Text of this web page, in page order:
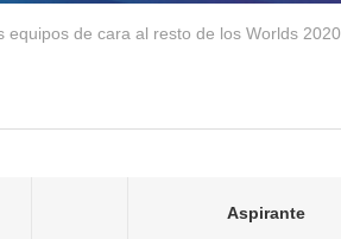
de cara al resto de los Worlds 2020
Aspirante